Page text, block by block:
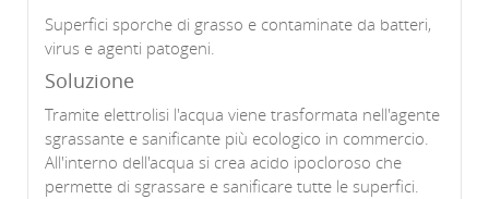
Superfici sporche di grasso e contaminate da batteri,
virus e agenti patogeni.
Soluzione
Tramite elettrolisi l'acqua viene trasformata nell'agente
sgrassante e sanificante più ecologico in commercio.
All'interno dell'acqua si crea acido ipocloroso che
permette di sgrassare e sanificare tutte le superfici.